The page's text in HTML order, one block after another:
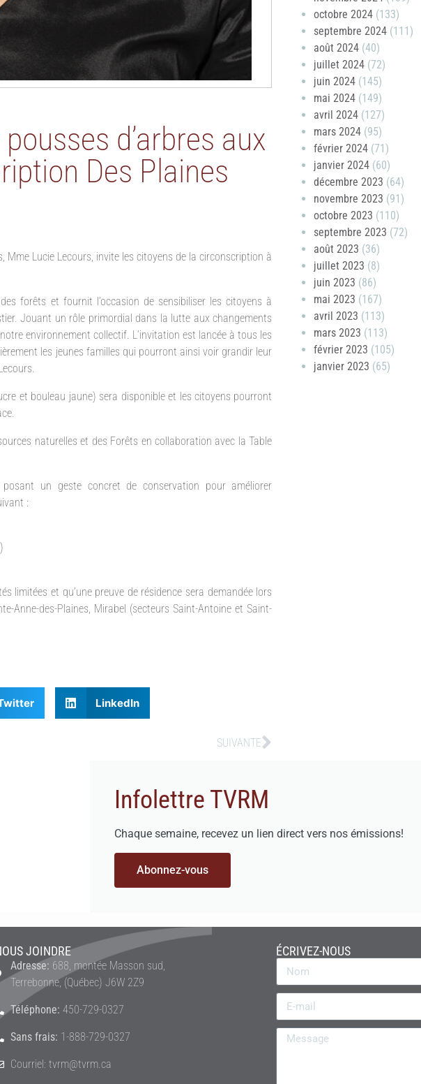
d’arbres aux
Des Plaines
Lucie Lecours, invite les citoyens de la circonscription à
forêts et fournit l’occasion de sensibiliser les citoyens à
Jouant un rôle primordial dans la lutte aux changements
environnement collectif. L’invitation est lancée à tous les
les jeunes familles qui pourront ainsi voir grandir leur
et bouleau jaune) sera disponible et les citoyens pourront
naturelles et des Forêts en collaboration avec la Table
un geste concret de conservation pour améliorer
:
limitées et qu’une preuve de résidence sera demandée lors
Anne-des-Plaines, Mirabel (secteurs Saint-Antoine et Saint-
LinkedIn
SUIVANTE
octobre 2024 (133)
septembre 2024 (111)
août 2024 (40)
juillet 2024 (72)
juin 2024 (145)
mai 2024 (149)
avril 2024 (127)
mars 2024 (95)
février 2024 (71)
janvier 2024 (60)
décembre 2023 (64)
novembre 2023 (91)
octobre 2023 (110)
septembre 2023 (72)
août 2023 (36)
juillet 2023 (8)
juin 2023 (86)
mai 2023 (167)
avril 2023 (113)
mars 2023 (113)
février 2023 (105)
janvier 2023 (65)
Infolettre TVRM
Chaque semaine, recevez un lien direct vers nos émissions!
Abonnez-vous
JOINDRE
Adresse: 688, montée Masson sud,
Terrebonne, (Québec) J6W 2Z9
Téléphone: 450-729-0327
Sans frais: 1-888-729-0327
Courriel: tvrm@tvrm.ca
ÉCRIVEZ-NOUS